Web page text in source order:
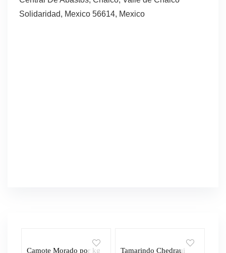
Solidaridad, Mexico 56614, Mexico
Camote Morado por kg
Tamarindo Chedraui